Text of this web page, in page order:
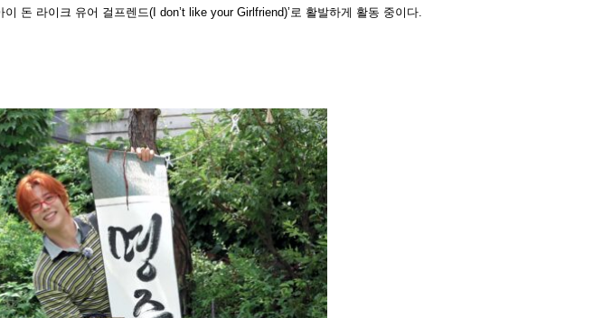
돈 라이크 유어 걸프렌드(I don’t like your Girlfriend)’로 활발하게 활동 중이다.